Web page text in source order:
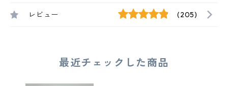
レビュー (205)
最近チェックした商品